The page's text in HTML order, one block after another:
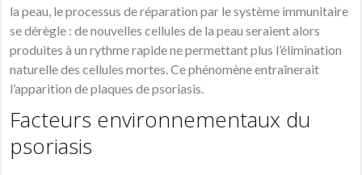
la peau, le processus de réparation par le système immunitaire
se dérègle : de nouvelles cellules de la peau seraient alors
produites à un rythme rapide ne permettant plus l’élimination
naturelle des cellules mortes. Ce phénomène entraînerait
l’apparition de plaques depsoriasis
Facteurs environnementaux du
psoriasis